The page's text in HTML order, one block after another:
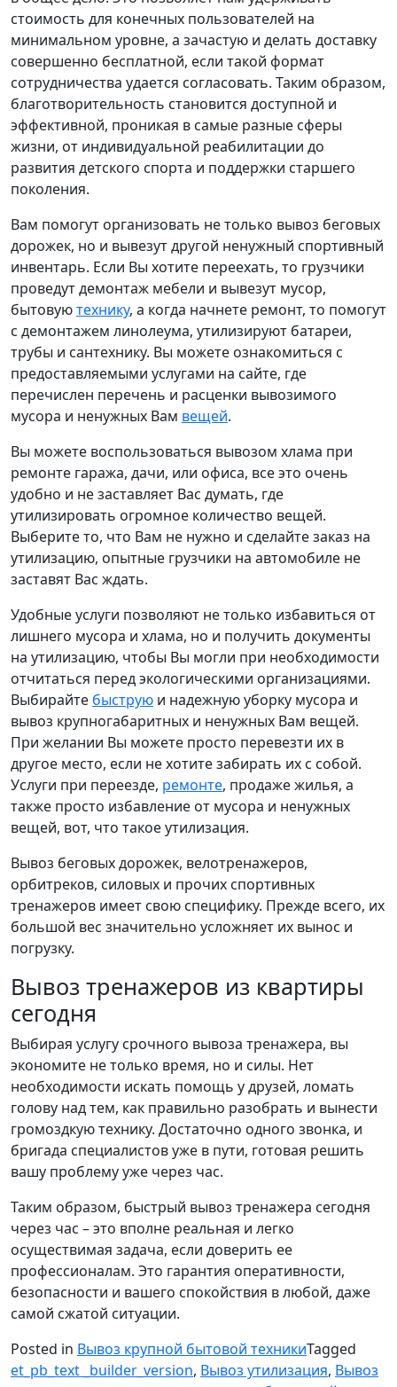
стоимость для конечных пользователей на
минимальном уровне, а зачастую и делать доставку
совершенно бесплатной, если такой формат
сотрудничества удается согласовать. Таким образом,
благотворительность становится доступной и
эффективной, проникая в самые разные сферы
жизни, от индивидуальной реабилитации до
развития детского спорта и поддержки старшего
поколения.
Вам помогут организовать не только вывоз беговых
дорожек, но и вывезут другой ненужный спортивный
инвентарь. Если Вы хотите переехать, то грузчики
проведут демонтаж мебели и вывезут мусор,
бытовуютехнику, а когда начнете ремонт, то помогут
с демонтажем линолеума, утилизируют батареи,
трубы и сантехнику. Вы можете ознакомиться с
предоставляемыми услугами на сайте, где
перечислен перечень и расценки вывозимого
мусора и ненужных Вам вещей.
Вы можете воспользоваться вывозом хлама при
ремонте гаража, дачи, или офиса, все это очень
удобно и не заставляет Вас думать, где
утилизировать огромное количество вещей.
Выберите то, что Вам не нужно и сделайте заказ на
утилизацию, опытные грузчики на автомобиле не
заставят Вас ждать.
Удобные услуги позволяют не только избавиться от
лишнего мусора и хлама, но и получить документы
на утилизацию, чтобы Вы могли при необходимости
отчитаться перед экологическими организациями.
Выбирайте быструю и надежную уборку мусора и
вывоз крупногабаритных и ненужных Вам вещей.
При желании Вы можете просто перевезти их в
другое место, если не хотите забирать их с собой.
Услуги при переезде, ремонте, продаже жилья, а
также просто избавление от мусора и ненужных
вещей, вот, что такое утилизация.
Вывоз беговых дорожек, велотренажеров,
орбитреков, силовых и прочих спортивных
тренажеров имеет свою специфику. Прежде всего, их
большой вес значительно усложняет их вынос и
погрузку.
Вывоз тренажеров из квартиры
сегодня
Выбирая услугу срочного вывоза тренажера, вы
экономите не только время, но и силы. Нет
необходимости искать помощь у друзей, ломать
голову над тем, как правильно разобрать и вынести
громоздкую технику. Достаточно одного звонка, и
бригада специалистов уже в пути, готовая решить
вашу проблему уже через час.
Таким образом, быстрый вывоз тренажера сегодня
через час – это вполне реальная и легко
осуществимая задача, если доверить ее
профессионалам. Это гарантия оперативности,
безопасности и вашего спокойствия в любой, даже
самой сжатой ситуации.
Posted in Вывоз крупной бытовой техникиTagged
et_pb_text _builder_version, Вывоз утилизация, Вывоз